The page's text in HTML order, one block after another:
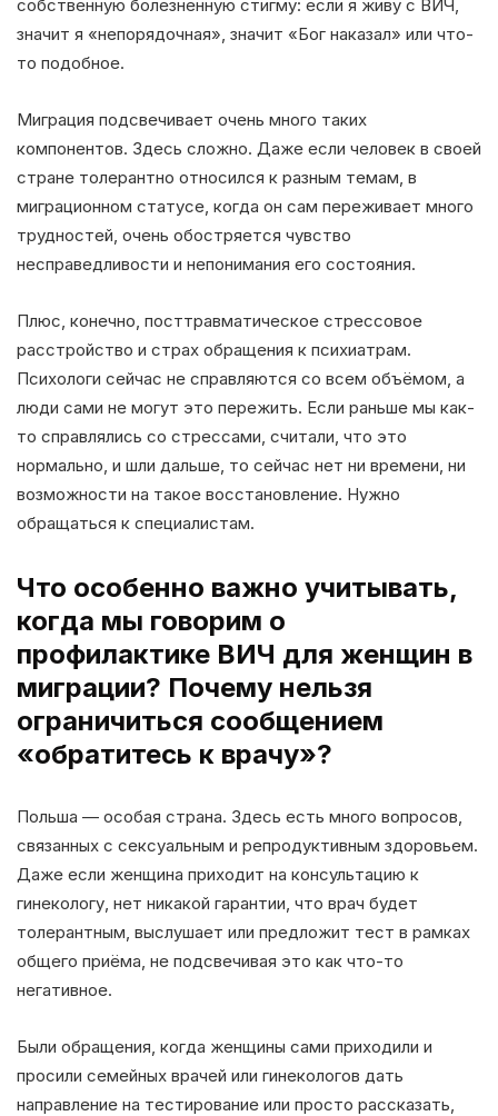
собственную болезненную стигму: если я живу с ВИЧ,
значит я «непорядочная», значит «Бог наказал» или что-
то подобное.
Миграция подсвечивает очень много таких
компонентов. Здесь сложно. Даже если человек в своей
стране толерантно относился к разным темам, в
миграционном статусе, когда он сам переживает много
трудностей, очень обостряется чувство
несправедливости и непонимания его состояния.
Плюс, конечно, посттравматическое стрессовое
расстройство и страх обращения к психиатрам.
Психологи сейчас не справляются со всем объёмом, а
люди сами не могут это пережить. Если раньше мы как-
то справлялись со стрессами, считали, что это
нормально, и шли дальше, то сейчас нет ни времени, ни
возможности на такое восстановление. Нужно
обращаться к специалистам.
Что особенно важно учитывать,
когда мы говорим о
профилактике ВИЧ для женщин в
миграции? Почему нельзя
ограничиться сообщением
«обратитесь к врачу»?
Польша — особая страна. Здесь есть много вопросов,
связанных с сексуальным и репродуктивным здоровьем.
Даже если женщина приходит на консультацию к
гинекологу, нет никакой гарантии, что врач будет
толерантным, выслушает или предложит тест в рамках
общего приёма, не подсвечивая это как что-то
негативное.
Были обращения, когда женщины сами приходили и
просили семейных врачей или гинекологов дать
направление на тестирование или просто рассказать,